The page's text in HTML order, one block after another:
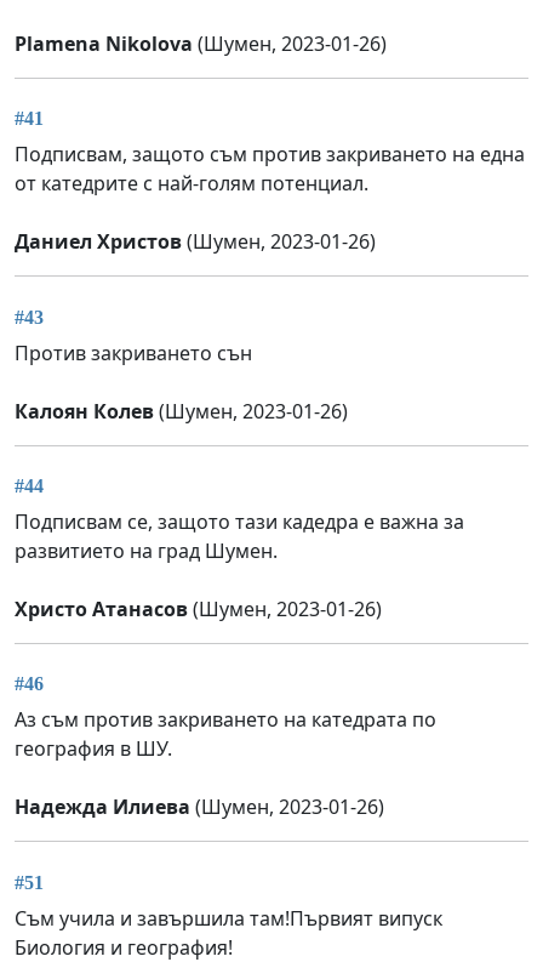
Plamena Nikolova (Шумен, 2023-01-26)
#41
Подписвам, защото съм против закриването на една
от катедрите с най-голям потенциал.
Даниел Христов(Шумен, 2023-01-26)
#43
Против закриването сън
Калоян Колев(Шумен, 2023-01-26)
#44
Подписвам се, защото тази кадедра е важна за
развитието на град Шумен.
Христо Атанасов(Шумен, 2023-01-26)
#46
Аз съм против закриването на катедрата по
география в ШУ.
Надежда Илиева (Шумен, 2023-01-26)
#51
Съм учила и завършила там!Първият випуск
Биология и география!